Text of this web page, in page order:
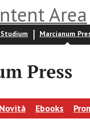
Area
Marcianum
Novità Ebooks